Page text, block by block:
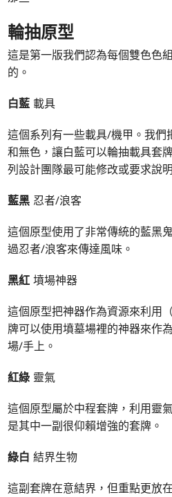
輪抽原型
這是第一版我們認為每個雙色色
的。
白藍 載具
這個系列有一些載具/機甲。我們
和無色，讓白藍可以輪抽載具套
列設計團隊最可能修改或要求說
藍黑 忍者/浪客
這個原型使用了非常傳統的藍黑
過忍者/浪客來傳達風味。
黑紅 墳場神器
這個原型把神器作為資源來利用
牌可以使用墳墓場裡的神器來作
場/手上。
紅綠 靈氣
這個原型屬於中程套牌，利用靈
是其中一副很仰賴增強的套牌。
綠白 結界生物
這副套牌在意結界，但重點更放